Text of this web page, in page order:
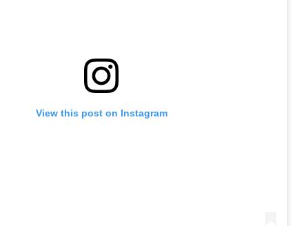
View this post on Instagram